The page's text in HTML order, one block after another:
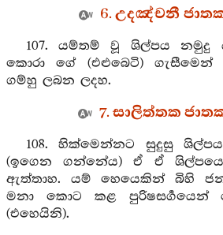
6. උදඤ්චනී
107. යම්තම් වූ ශිල්පය
කොරා ගේ (එළුබෙටි)
ගම්හු ලබන ලදහ.
7. සාලිත්තක
108. හික්මෙන්නට සුදුසු
(ඉගෙන ගන්නේය) ඒ ඒ
ඇත්තාහ. යම් හෙයෙකින් බිහි
මනා කොට කළ
(එහෙයිනි).